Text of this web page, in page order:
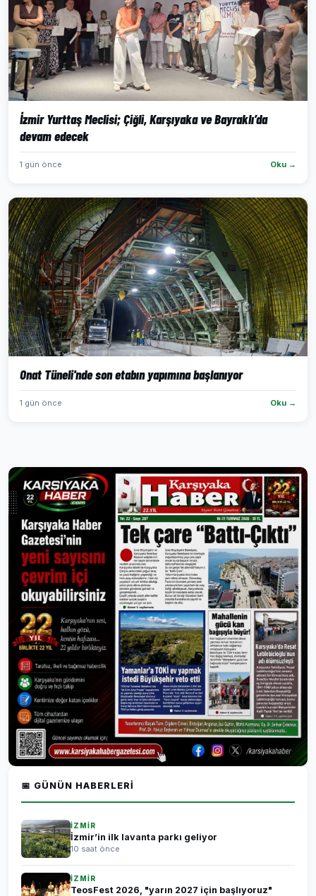
İzmir Yurttaş Meclisi; Çiğli, Karşıyaka ve Bayraklı’da
devam edecek
1 gün önce Oku →
Onat Tüneli'nde son etabın yapımına başlanıyor
1 gün önce Oku →
📅 GÜNÜN HABERLERI
İZMİR
İzmir’in ilk lavanta parkı geliyor
10 saat önce
İZMİR
TeosFest 2026, "yarın 2027 için başlıyoruz"